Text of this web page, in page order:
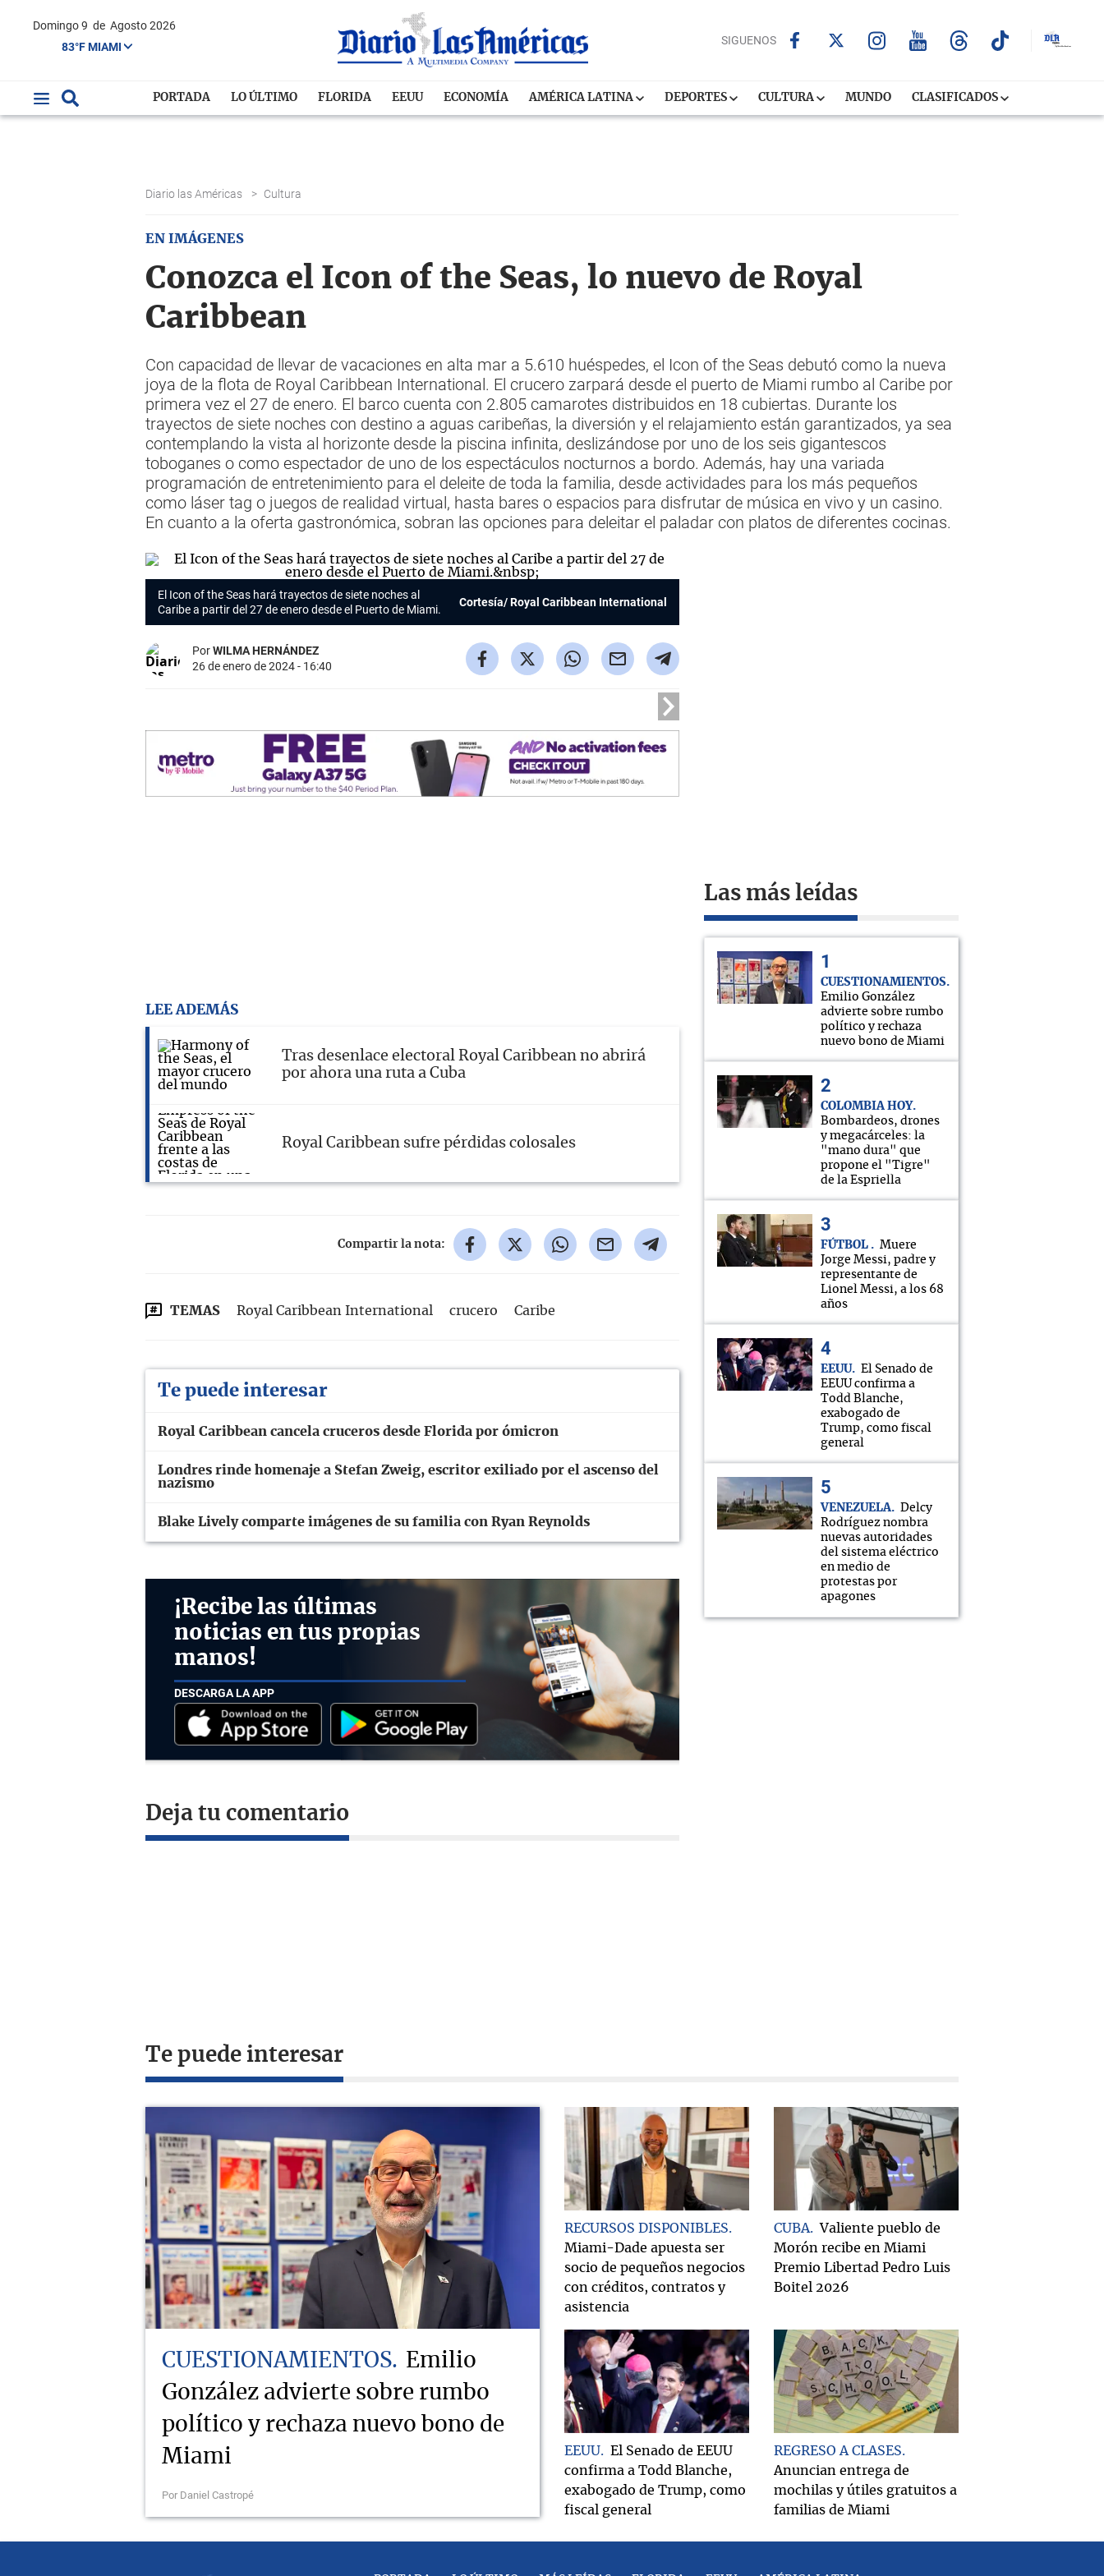
Domingo 9 de Agosto 2026
83°F MIAMI
SIGUENOS
PORTADA LO ÚLTIMO FLORIDA EEUU ECONOMÍA AMÉRICA LATINA DEPORTES CULTURA MUNDO CLASIFICADOS
Diario las Américas > Cultura
EN IMÁGENES
Conozca el Icon of the Seas, lo nuevo de Royal
Caribbean
Con capacidad de llevar de vacaciones en alta mar a 5.610 huéspedes, el Icon of the Seas debutó como la nueva
joya de la flota de Royal Caribbean International. El crucero zarpará desde el puerto de Miami rumbo al Caribe por
primera vez el 27 de enero. El barco cuenta con 2.805 camarotes distribuidos en 18 cubiertas. Durante los
trayectos de siete noches con destino a aguas caribeñas, la diversión y el relajamiento están garantizados, ya sea
contemplando la vista al horizonte desde la piscina infinita, deslizándose por uno de los seis gigantescos
toboganes o como espectador de uno de los espectáculos nocturnos a bordo. Además, hay una variada
programación de entretenimiento para el deleite de toda la familia, desde actividades para los más pequeños
como láser tag o juegos de realidad virtual, hasta bares o espacios para disfrutar de música en vivo y un casino.
En cuanto a la oferta gastronómica, sobran las opciones para deleitar el paladar con platos de diferentes cocinas.
El Icon of the Seas hará trayectos de siete noches al
Caribe a partir del 27 de enero desde el Puerto de Miami.
Cortesía/ Royal Caribbean International
PorWILMA HERNÁNDEZ
26 de enero de 2024 - 16:40
LEE ADEMÁS
Tras desenlace electoral Royal Caribbean no abrirá
por ahora una ruta a Cuba
Royal Caribbean sufre pérdidas colosales
Compartir la nota:
TEMAS Royal Caribbean International crucero Caribe
Te puede interesar
Royal Caribbean cancela cruceros desde Florida por ómicron
Londres rinde homenaje a Stefan Zweig, escritor exiliado por el ascenso del
nazismo
Blake Lively comparte imágenes de su familia con Ryan Reynolds
¡Recibe las últimas
noticias en tus propias
manos!
DESCARGA LA APP
Deja tu comentario
Las más leídas
CUESTIONAMIENTOS
Emilio González
advierte sobre rumbo
político y rechaza
nuevo bono de Miami
COLOMBIA HOY
Bombardeos, drones
y megacárceles: la
"mano dura" que
propone el "Tigre"
de la Espriella
FÚTBOL
Muere
Jorge Messi, padre y
representante de
Lionel Messi, a los 68
años
EEUU
El Senado de
EEUU confirma a
Todd Blanche,
exabogado de
Trump, como fiscal
general
VENEZUELA
Delcy
Rodríguez nombra
nuevas autoridades
del sistema eléctrico
en medio de
protestas por
apagones
Te puede interesar
CUESTIONAMIENTOS
Emilio
González advierte sobre rumbo
político y rechaza nuevo bono de
Miami
Por Daniel Castropé
RECURSOS DISPONIBLES
Miami-Dade apuesta ser
socio de pequeños negocios
con créditos, contratos y
asistencia
CUBA
Valiente pueblo de
Morón recibe en Miami
Premio Libertad Pedro Luis
Boitel 2026
EEUU
El Senado de EEUU
confirma a Todd Blanche,
exabogado de Trump, como
fiscal general
REGRESO A CLASES
Anuncian entrega de
mochilas y útiles gratuitos a
familias de Miami